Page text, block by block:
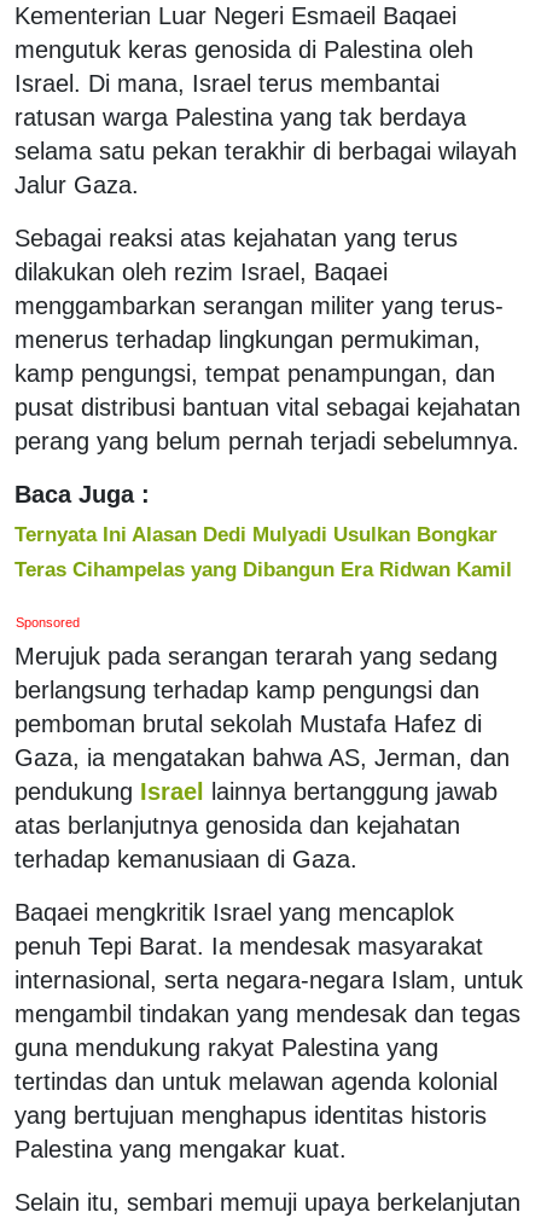
Kementerian Luar Negeri Esmaeil Baqaei
mengutuk keras genosida di Palestina oleh
Israel. Di mana, Israel terus membantai
ratusan warga Palestina yang tak berdaya
selama satu pekan terakhir di berbagai wilayah
Jalur Gaza.
Sebagai reaksi atas kejahatan yang terus
dilakukan oleh rezim Israel, Baqaei
menggambarkan serangan militer yang terus-
menerus terhadap lingkungan permukiman,
kamp pengungsi, tempat penampungan, dan
pusat distribusi bantuan vital sebagai kejahatan
perang yang belum pernah terjadi sebelumnya.
Baca Juga :
Ternyata Ini Alasan Dedi Mulyadi Usulkan Bongkar
Teras Cihampelas yang Dibangun Era Ridwan Kamil
Sponsored
Merujuk pada serangan terarah yang sedang
berlangsung terhadap kamp pengungsi dan
pemboman brutal sekolah Mustafa Hafez di
Gaza, ia mengatakan bahwa AS, Jerman, dan
pendukung Israel
lainnya bertanggung jawab
atas berlanjutnya genosida dan kejahatan
terhadap kemanusiaan di Gaza.
Baqaei mengkritik Israel yang mencaplok
penuh Tepi Barat. Ia mendesak masyarakat
internasional, serta negara-negara Islam, untuk
mengambil tindakan yang mendesak dan tegas
guna mendukung rakyat Palestina yang
tertindas dan untuk melawan agenda kolonial
yang bertujuan menghapus identitas historis
Palestina yang mengakar kuat.
Selain itu, sembari memuji upaya berkelanjutan